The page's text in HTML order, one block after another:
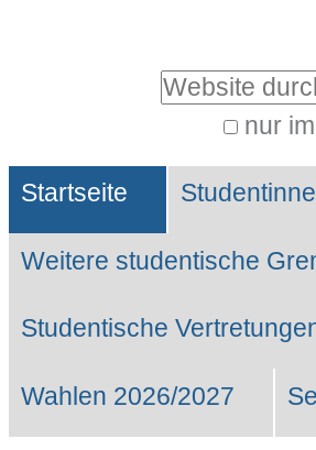
Website durchsuchen
nur
Suche…
Sektionen
Startseite
Weitere studentische
Studentische
Wahlen 2026/2027